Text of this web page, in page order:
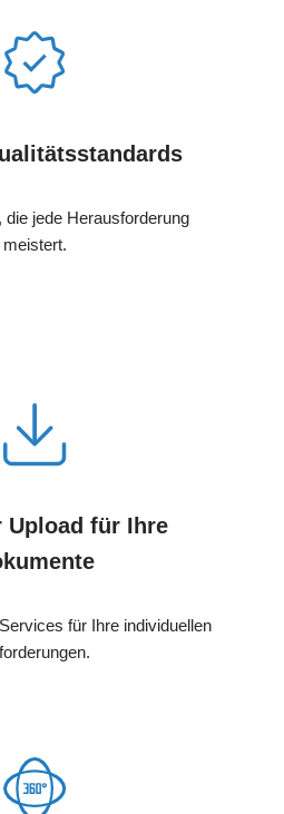
jede Herausforderung
meistert.
Upload für Ihre
für Ihre individuellen